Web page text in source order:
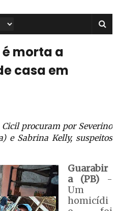
é morta a
casa em
procuram por Severino
e Sabrina Kelly, suspeitos
Guarabir
a (PB) -
Um
homicídi